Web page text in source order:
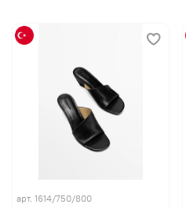
арт. 1614/750/800